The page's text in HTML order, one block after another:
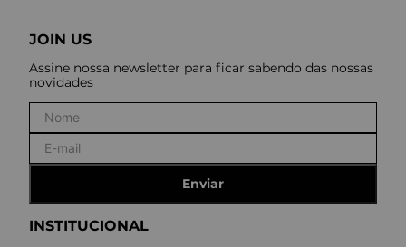
INSTITUCIONAL
JOIN US
Assine nossa newsletter para ficar sabendo das nossas
novidades
Enviar